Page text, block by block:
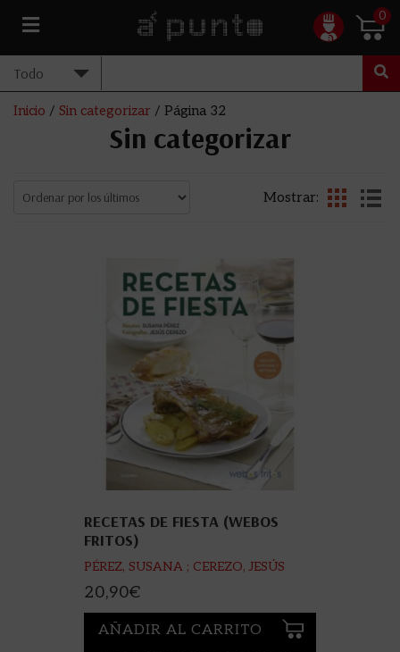
0
Inicio / Sin categorizar / Página 32
Sin categorizar
Mostrar:
RECETAS DE FIESTA (WEBOS
FRITOS)
PÉREZ, SUSANA ; CEREZO, JESÚS
20,90€
AÑADIR AL CARRITO